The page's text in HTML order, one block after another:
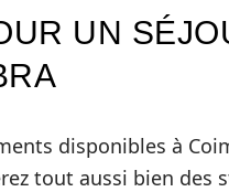
UN
disponibles à
tout aussi bien des